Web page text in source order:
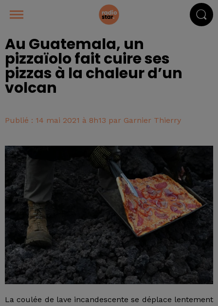
Au Guatemala, un
pizzaïolo fait cuire ses
pizzas à la chaleur d’un
volcan
Publié : 14 mai 2021 à 8h13 par Garnier Thierry
La coulée de lave incandescente se déplace lentement